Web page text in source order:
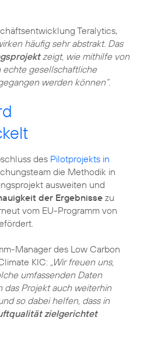
Teralytics,
häufig sehr abstrakt. Das
zeigt, wie mithilfe von
gesellschaftliche
werden können“.
des Pilotprojekts in
die Methodik in
ausweiten und
der Ergebnisse zu
vom EU-Programm von
Manager des Low Carbon
KIC: „Wir freuen uns,
umfassenden Daten
das Projekt auch weiterhin
so dabei helfen, dass in
zielgerichtet